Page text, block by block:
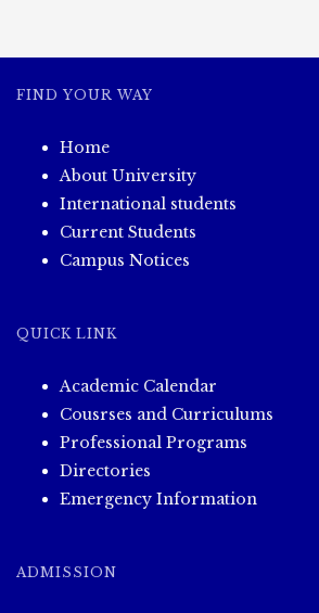
FIND YOUR WAY
Home
About University
International students
Current Students
Campus Notices
QUICK LINK
Academic Calendar
Cousrses and Curriculums
Professional Programs
Directories
Emergency Information
ADMISSION